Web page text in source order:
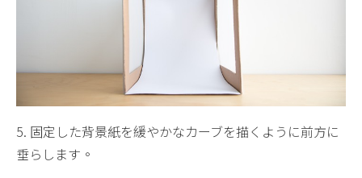
5. 固定した背景紙を緩やかなカーブを描くように前方に
垂らします。